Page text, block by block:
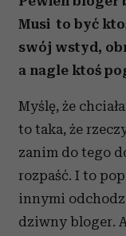
Musi to być
swój wstyd,
a nagle ktoś
Myślę, że
to taka, że
zanim do tego
rozpaść. I to
innymi
dziwny bloger.